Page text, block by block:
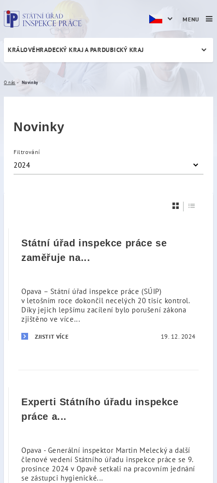
Novinky
KRÁLOVÉHRADECKÝ KRAJ A PARDUBICKÝ KRAJ
O nás Novinky
Novinky
Filtrování
2024
Státní úřad inspekce práce se
zaměřuje na...
Opava – Státní úřad inspekce práce (SÚIP)
v letošním roce dokončil necelých 20 tisíc kontrol.
Díky jejich lepšímu zacílení bylo porušení zákona
zjištěno ve více...
ZJISTIT VÍCE 19. 12. 2024
Experti Státního úřadu inspekce
práce a...
Opava - Generální inspektor Martin Melecký a další
členové vedení Státního úřadu inspekce práce se 9.
prosince 2024 v Opavě setkali na pracovním jednání
se zástupci hygienické...
MENU